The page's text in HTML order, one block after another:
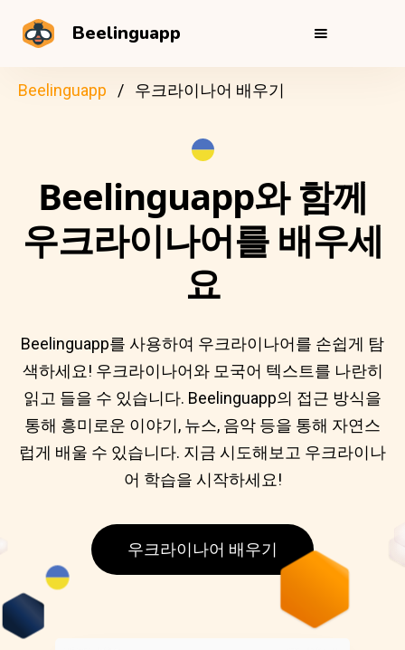
Beelinguapp
Beelinguapp 우크라이나어 배우기
Beelinguapp와 함께
우크라이나어를 배우세
요
Beelinguapp를 사용하여 우크라이나어를 손쉽게 탐
색하세요! 우크라이나어와 모국어 텍스트를 나란히
읽고 들을 수 있습니다. Beelinguapp의 접근 방식을
통해 흥미로운 이야기, 뉴스, 음악 등을 통해 자연스
럽게 배울 수 있습니다. 지금 시도해보고 우크라이나
어 학습을 시작하세요!
우크라이나어 배우기